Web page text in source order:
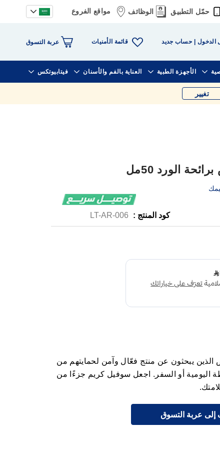
حمّل التطبيق الوظائف مواقع الفروع
الدخول حساب جديد قائمة الأمنيات عربة التسوق
الأجهزة الطبية العناية بالفم والأسنان فيتابيوتكس
تغيير
الورد 50مل
كود المنتج : LT-AR-006
الذين يبحثون عن منتج فعّال وآمن لحمايتهم من
اليومية أو السفر. اجعل سوفيل كريم جزءًا من
إلى عربة التسوق